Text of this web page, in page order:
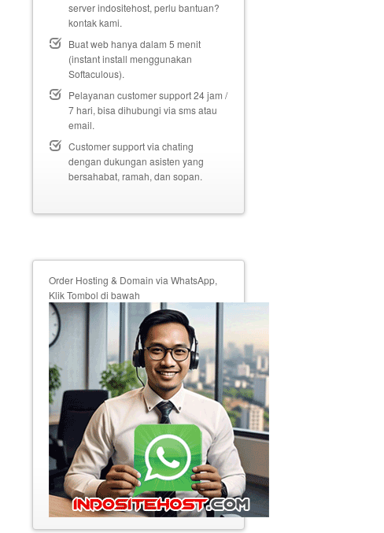
server indositehost, perlu bantuan?
kontak kami.
Buat web hanya dalam 5 menit
(instant install menggunakan
Softaculous).
Pelayanan customer support 24 jam /
7 hari, bisa dihubungi via sms atau
email.
Customer support via chating
dengan dukungan asisten yang
bersahabat, ramah, dan sopan.
Order Hosting & Domain via WhatsApp,
Klik Tombol di bawah